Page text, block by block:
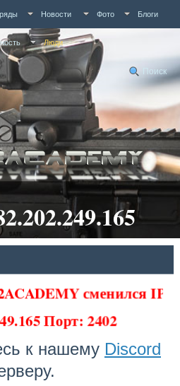
Новости Фото Блоги
Люди
Поиск
сменился IP
Порт: 2402
к нашему Discord